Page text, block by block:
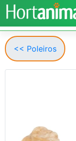
<< Poleiros